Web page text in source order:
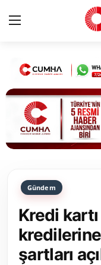
Kurumsal
Cumhurbaşkanlığı
Bakanlıklar
Siyasi Partiler
Yerel Yönetimler
Mülki İdare
Gündem
Kredi
şartları